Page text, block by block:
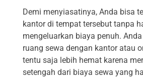
Demi menyiasatinya, Anda bisa
kantor di tempat tersebut tanpa
mengeluarkan biaya penuh.
ruang sewa dengan kantor atau
tentu saja lebih hemat karena
setengah dari biaya sewa yang